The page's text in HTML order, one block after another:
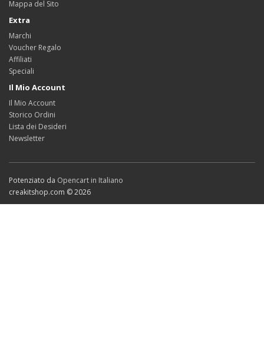
Mappa del Sito
Extra
Marchi
Voucher Regalo
Affiliati
Speciali
Il Mio Account
Il Mio Account
Storico Ordini
Lista dei Desideri
Newsletter
Potenziato da Opencart in Italiano
creakitshop.com © 2026